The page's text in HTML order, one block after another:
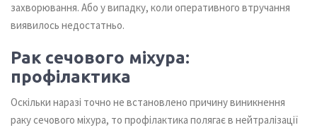
захворювання. Або у випадку, коли оперативного втручання
виявилось недостатньо.
Рак сечового міхура:
профілактика
Оскільки наразі точно не встановлено причину виникнення
раку сечового міхура, то профілактика полягає в нейтралізації